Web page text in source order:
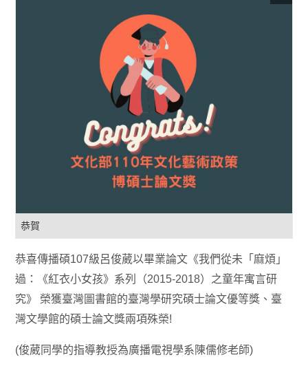
恭賀
恭喜傳播碩107級呂俊葳以畢業論文《我們從未「麻煩」
過：《紅衣小女孩》系列（2015-2018）之童年寓言研
究》 榮獲臺灣圖書館的臺灣學研究碩士論文優等獎、臺
灣文學館的碩士論文獎兩項殊榮!
(俊葳同學的指導教授為廣播電視學系陳儒修老師)